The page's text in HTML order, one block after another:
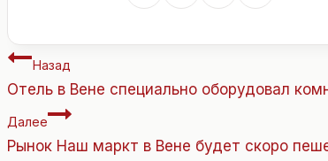
Навигация
по
записям
Назад
Отель в Вене специально оборудовал
Далее
Рынок Наш маркт в Вене будет скоро